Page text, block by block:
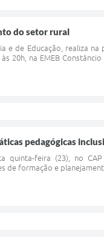
do setor rural
de Educação, realiza na
20h, na EMEB
pedagógicas
feira (23), no CAP
de formação e